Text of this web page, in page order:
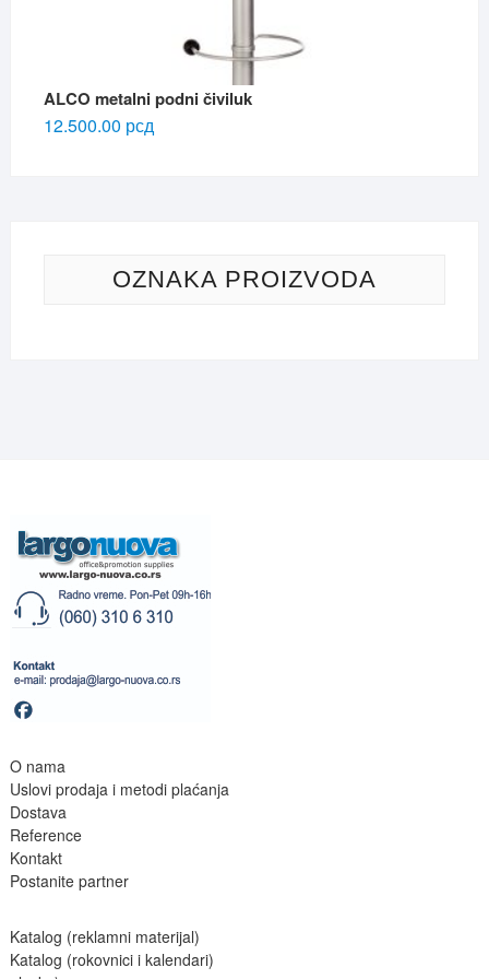
ALCO metalni podni čiviluk
12.500.00 рсд
OZNAKA PROIZVODA
O nama
Uslovi prodaja i metodi plaćanja
Dostava
Reference
Kontakt
Postanite partner
Katalog (reklamni materijal)
Katalog (rokovnici i kalendari)